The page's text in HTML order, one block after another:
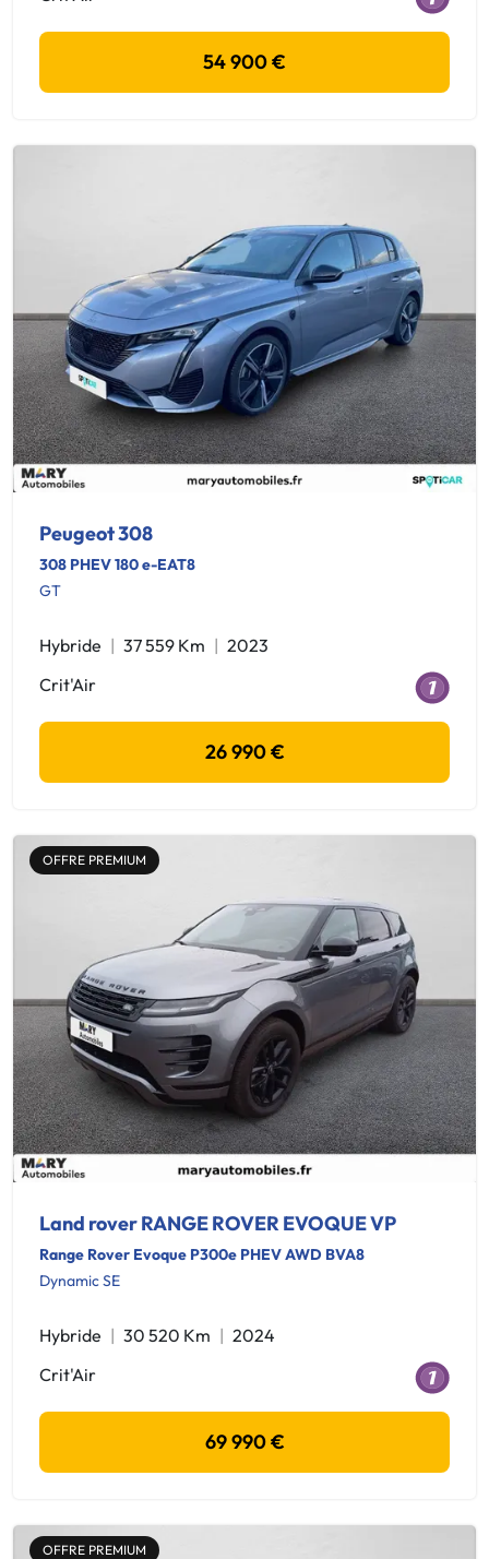
54 900 €
Peugeot 308
308 PHEV 180 e-EAT8
GT
Hybride 37 559 Km
2023
Crit'Air
26 990 €
OFFRE PREMIUM
Land rover RANGE ROVER EVOQUE VP
Range Rover Evoque P300e PHEV AWD BVA8
Dynamic SE
Hybride 30 520 Km
2024
Crit'Air
69 990 €
OFFRE PREMIUM